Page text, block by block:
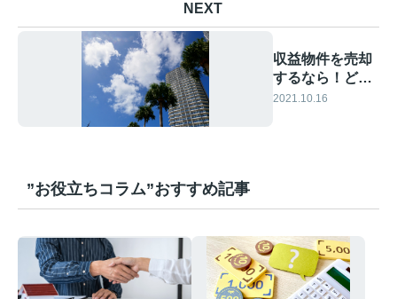
NEXT
収益物件を売却
するなら！どの
タイミングがベ
2021.10.16
”お役立ちコラム”おすすめ記事